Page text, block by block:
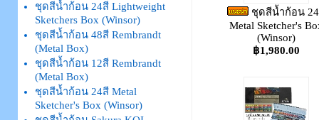
ชุดสีน้ำก้อน 24สี Lightweight
Sketchers Box (Winsor)
ชุดสีน้ำก้อน 48สี Rembrandt
(Metal Box)
ชุดสีน้ำก้อน 12สี Rembrandt
(Metal Box)
ชุดสีน้ำก้อน 24สี Metal
Sketcher's Box (Winsor)
ชุดสีน้ำก้อน
Metal Sketcher's
(Winsor)
฿1,980.00